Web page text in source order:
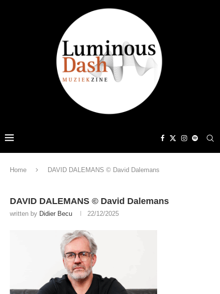
Home DAVID DALEMANS © David Dalemans
DAVID DALEMANS © David Dalemans
written by Didier Becu 22/12/2025